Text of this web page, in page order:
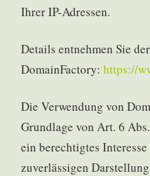
Ihrer IP-Adressen.
Details entnehmen Sie
DomainFactory: https://
Die Verwendung von
Grundlage von Art. 6
ein berechtigtes
zuverlässigen